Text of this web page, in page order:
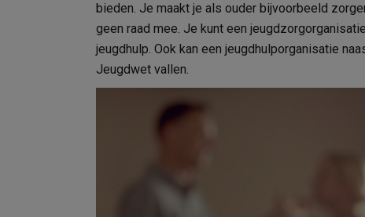
bieden. Je maakt je als ouder bijvoorbeeld
geen raad mee. Je kunt een
jeugdhulp. Ook kan een jeugdhulporganisatie
Jeugdwet vallen.